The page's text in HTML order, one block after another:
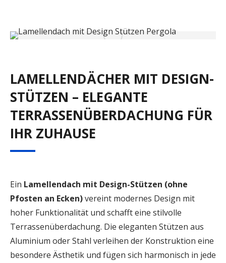
LAMELLENDÄCHER MIT DESIGN-
STÜTZEN – ELEGANTE
TERRASSENÜBERDACHUNG FÜR
IHR ZUHAUSE
Ein Lamellendach mit Design-Stützen (ohne
Pfosten an Ecken)vereint modernes Design mit
hoher Funktionalität und schafft eine stilvolle
Terrassenüberdachung. Die eleganten Stützen aus
Aluminium oder Stahl verleihen der Konstruktion eine
besondere Ästhetik und fügen sich harmonisch in jede